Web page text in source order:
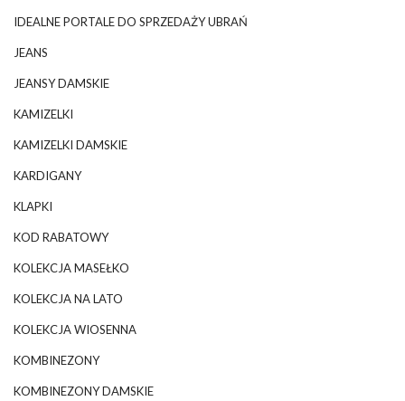
IDEALNE PORTALE DO SPRZEDAŻY UBRAŃ
JEANS
JEANSY DAMSKIE
KAMIZELKI
KAMIZELKI DAMSKIE
KARDIGANY
KLAPKI
KOD RABATOWY
KOLEKCJA MASEŁKO
KOLEKCJA NA LATO
KOLEKCJA WIOSENNA
KOMBINEZONY
KOMBINEZONY DAMSKIE